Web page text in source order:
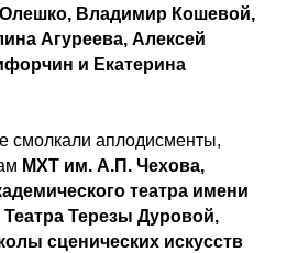
Олешко, Владимир Кошевой,
Агуреева, Алексей
и Екатерина
смолкали аплодисменты,
МХТ им. А.П. Чехова,
театра имени
Театра Терезы Дуровой,
сценических искусств